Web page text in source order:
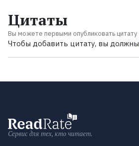
Цитаты
Вы можете первыми опубликовать цитату
Чтобы добавить цитату, вы должны
Сервис для тех, кто читает.